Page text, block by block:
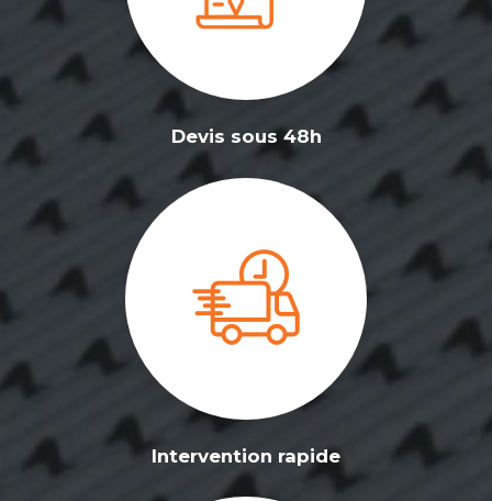
Devis sous 48h
Intervention rapide